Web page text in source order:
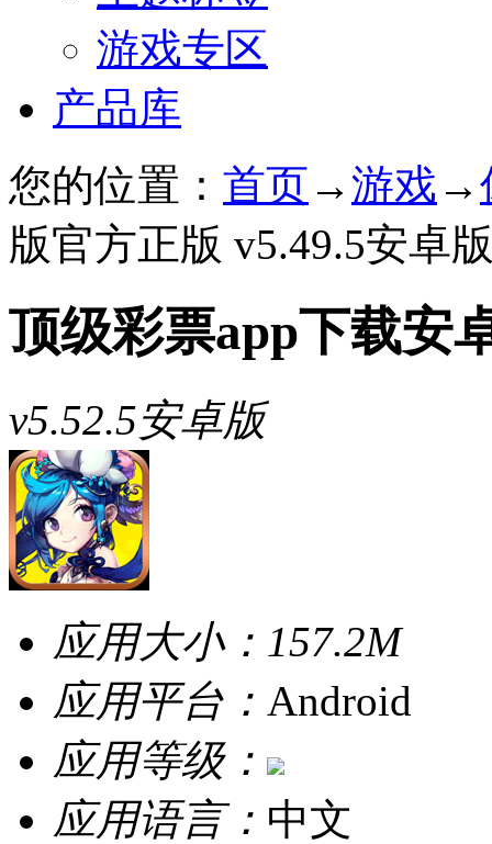
游戏专区
产品库
您的位置： 首页 →游戏 →
版官方正版 v5.49.5安卓
顶级彩票app下载安
v5.52.5安卓版
应用大小： 157.2M
应用平台： Android
应用等级：
应用语言： 中文